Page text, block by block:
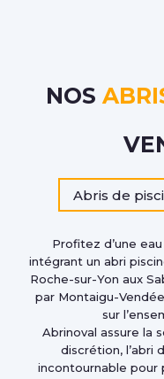
NOS
Abris de
Profitez d’une
intégrant un abri
Roche-sur-Yon aux
par Montaigu-
sur
Abrinoval assure la
discrétion, l’abri
incontournable pour